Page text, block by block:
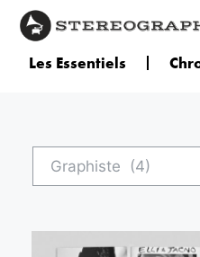
Les Essentiels